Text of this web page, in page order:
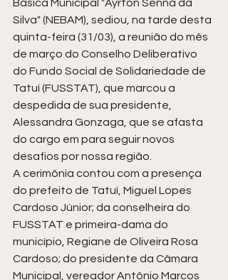
Básica Municipal "Ayrton Senna da
Silva" (NEBAM), sediou, na tarde desta
quinta-feira (31/03), a reunião do mês
de março do Conselho Deliberativo
do Fundo Social de Solidariedade de
Tatuí (FUSSTAT), que marcou a
despedida de sua presidente,
Alessandra Gonzaga, que se afasta
do cargo em para seguir novos
desafios por nossa região.
A cerimônia contou com a presença
do prefeito de Tatuí, Miguel Lopes
Cardoso Júnior; da conselheira do
FUSSTAT e primeira-dama do
município, Regiane de Oliveira Rosa
Cardoso; do presidente da Câmara
Municipal, vereador Antônio Marcos